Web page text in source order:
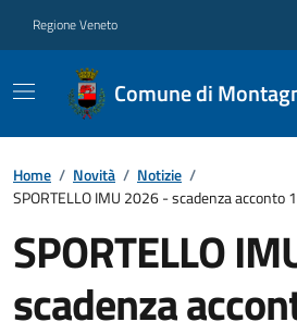
Regione Veneto
Comune di
Home / Novità / Notizie /
SPORTELLO IMU 2026 - scadenza acconto
SPORTELLO
scadenza